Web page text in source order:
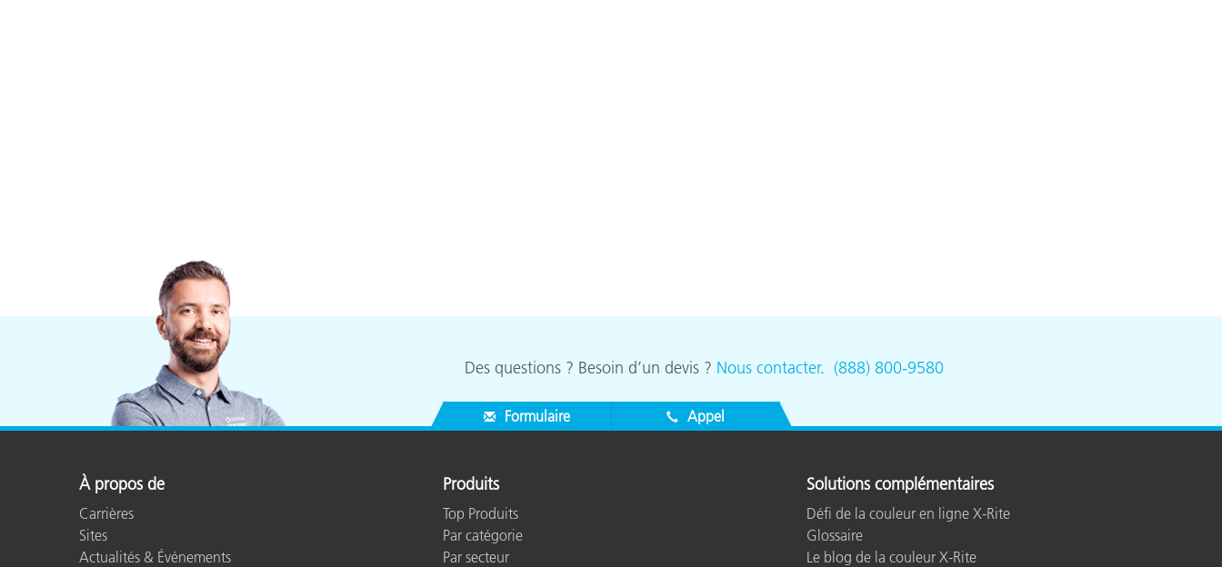
Des questions ? Besoin d’un devis ? Nous contacter. (888) 800-9580
Formulaire Appel
À propos de
Carrières
Sites
Actualités & Événements
Produits
Top Produits
Par catégorie
Par secteur
Solutions complémentaires
Défi de la couleur en ligne X-Rite
Glossaire
Le blog de la couleur X-Rite